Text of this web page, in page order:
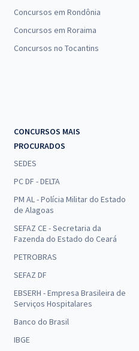
Concursos em Rondônia
Concursos em Roraima
Concursos no Tocantins
CONCURSOS MAIS
PROCURADOS
SEDES
PC DF - DELTA
PM AL - Polícia Militar do Estado
de Alagoas
SEFAZ CE - Secretaria da
Fazenda do Estado do Ceará
PETROBRAS
SEFAZ DF
EBSERH - Empresa Brasileira de
Serviços Hospitalares
Banco do Brasil
IBGE